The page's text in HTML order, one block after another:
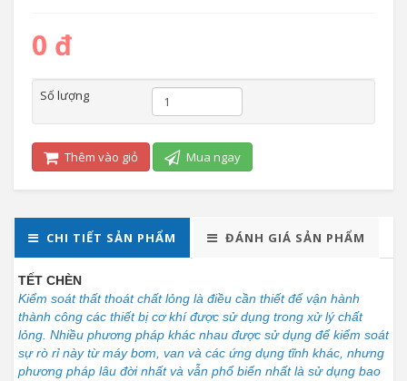
0 đ
Số lượng
Thêm vào giỏ Mua ngay
CHI TIẾT SẢN PHẨM ĐÁNH GIÁ SẢN PHẨM
TẾT CHÈN
Kiểm soát thất thoát chất lỏng là điều cần thiết để vận hành
thành công các thiết bị cơ khí được sử dụng trong xử lý chất
lỏng. Nhiều phương pháp khác nhau được sử dụng để kiểm soát
sự rò rỉ này từ máy bơm, van và các ứng dụng tĩnh khác, nhưng
phương pháp lâu đời nhất và vẫn phổ biến nhất là sử dụng bao